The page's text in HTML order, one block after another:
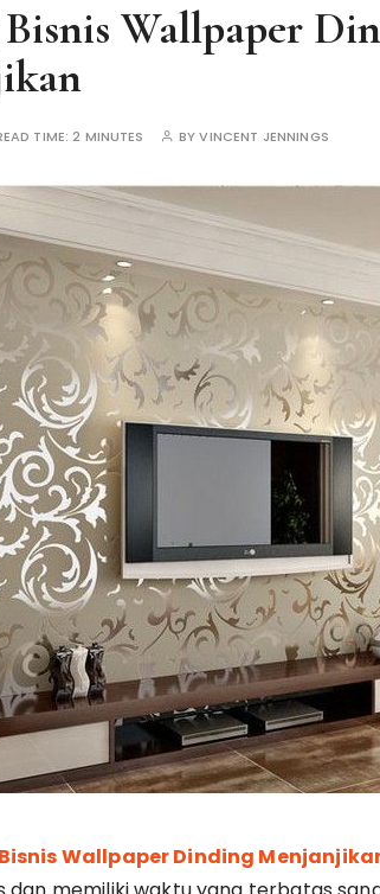
Wallpaper
TIME:2 MINUTES BYVINCENT JENNINGS
Wallpaper Dinding